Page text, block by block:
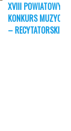
XVIII POWIATOWY
KONKURS
– RECYTATORSKI